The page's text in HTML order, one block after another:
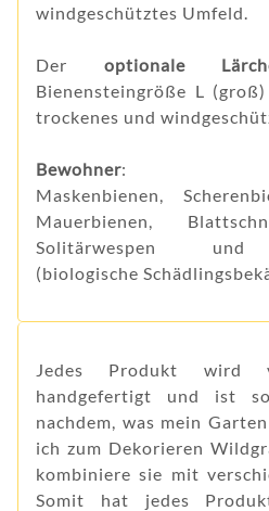
windgeschütztes Umfeld.
Der optionale
Bienensteingröße L
trockenes und
Bewohner:
Maskenbienen,
Mauerbienen,
Solitärwespen und
(biologische
Jedes Produkt wird
handgefertigt und ist
nachdem, was mein
ich zum Dekorieren
kombiniere sie mit
Somit hat jedes